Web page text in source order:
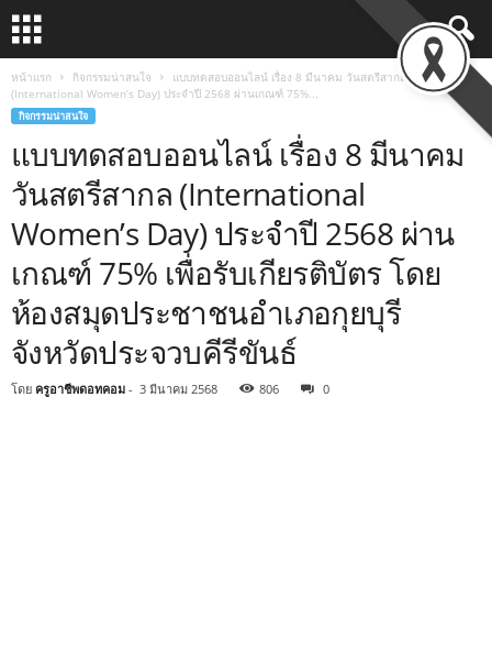
หน้าแรก กิจกรรมน่าสนใจ
แบบทดสอบออนไลน์ เรื่อง 8 มีนาคม วันสตรีสากล
(International Women’s Day) ประจำปี 2568 ผ่านเกณฑ์ 75%...
กิจกรรมน่าสนใจ
แบบทดสอบออนไลน์ เรื่อง 8 มีนาคม
วันสตรีสากล (International
Women’s Day) ประจำปี 2568 ผ่าน
เกณฑ์ 75% เพื่อรับเกียรติบัตร โดย
ห้องสมุดประชาชนอำเภอกุยบุรี
จังหวัดประจวบคีรีขันธ์
โดย ครูอาชีพดอทคอม - 3 มีนาคม 2568 806 0